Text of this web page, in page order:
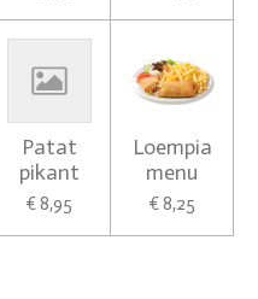
Patat
pikant
€ 8,95
Loempia
menu
€ 8,25